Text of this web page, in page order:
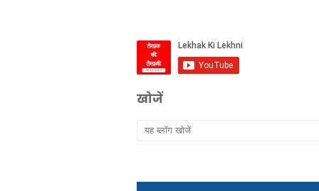
खोजें